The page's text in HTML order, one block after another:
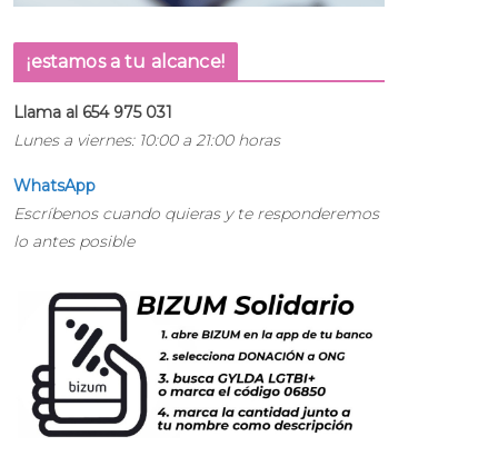
¡estamos a tu alcance!
Llama al 654 975 031
Lunes a viernes: 10:00 a 21:00 horas
WhatsApp
Escríbenos cuando quieras y te responderemos
lo antes posible